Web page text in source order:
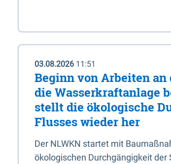
03.08.2026 11:51
Beginn von Arbeiten an
die Wasserkraftanlage
stellt die ökologische
Flusses wieder her
Der NLWKN startet mit
ökologischen Durchgängigkeit der